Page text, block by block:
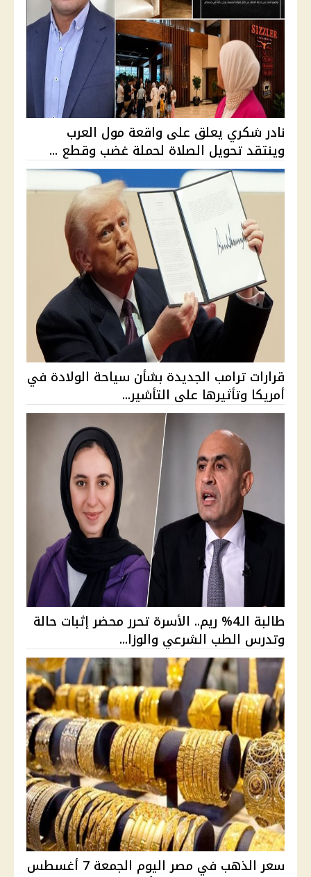
نادر شكري يعلق على واقعة مول العرب
وينتقد تحويل الصلاة لحملة غضب وقطع ...
قرارات ترامب الجديدة بشأن سياحة الولادة في
أمريكا وتأثيرها على التأشير...
طالبة الـ4% ريم.. الأسرة تحرر محضر إثبات حالة
وتدرس الطب الشرعي والوزا...
سعر الذهب في مصر اليوم الجمعة 7 أغسطس